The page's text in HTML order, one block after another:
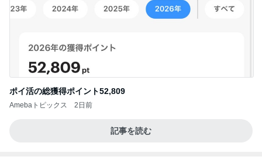
ポイ活の総獲得ポイント52,809
Amebaトピックス 2日前
記事を読む